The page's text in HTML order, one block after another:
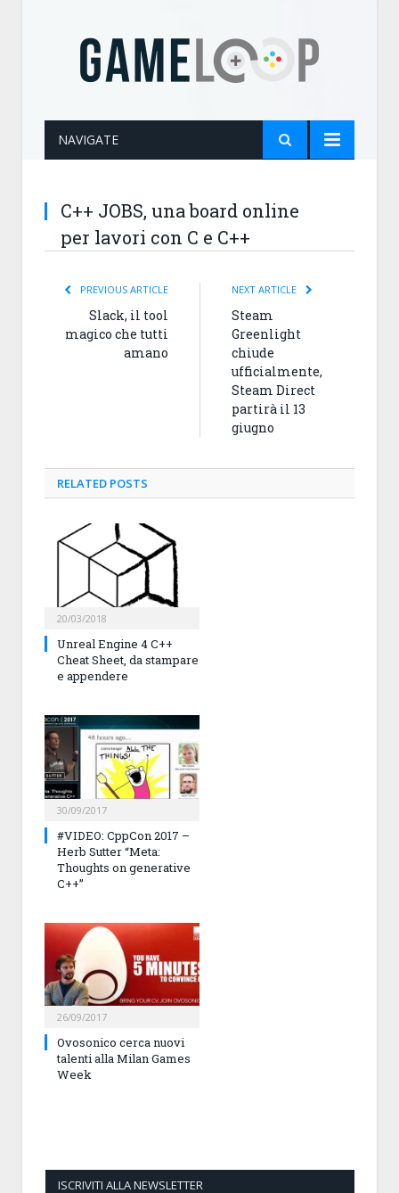
NAVIGATE
C++ JOBS, una board online
per lavori con C e C++
PREVIOUS ARTICLE
Slack, il tool
magico che tutti
amano
NEXT ARTICLE
Steam
Greenlight
chiude
ufficialmente,
Steam Direct
partirà il 13
giugno
RELATED POSTS
20/03/2018
Unreal Engine 4 C++
Cheat Sheet, da stampare
e appendere
30/09/2017
#VIDEO: CppCon 2017 –
Herb Sutter “Meta:
Thoughts on generative
C++”
26/09/2017
Ovosonico cerca nuovi
talenti alla Milan Games
Week
ISCRIVITI ALLA NEWSLETTER